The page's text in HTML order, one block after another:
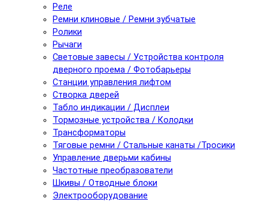
Реле
Ремни клиновые / Ремни зубчатые
Ролики
Рычаги
Световые завесы / Устройства контроля
дверного проема / Фотобарьеры
Станции управления лифтом
Створка дверей
Табло индикации / Дисплеи
Тормозные устройства / Колодки
Трансформаторы
Тяговые ремни / Стальные канаты /Тросики
Управление дверьми кабины
Частотные преобразователи
Шкивы / Отводные блоки
Электрооборудование